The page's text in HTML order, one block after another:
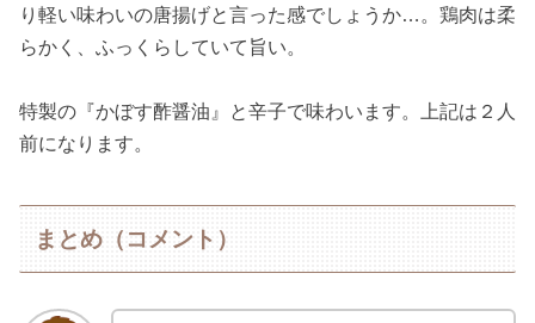
り軽い味わいの唐揚げと言った感でしょうか…。鶏肉は柔
らかく、ふっくらしていて旨い。
特製の『かぼす酢醤油』と辛子で味わいます。上記は２人
前になります。
まとめ（コメント）